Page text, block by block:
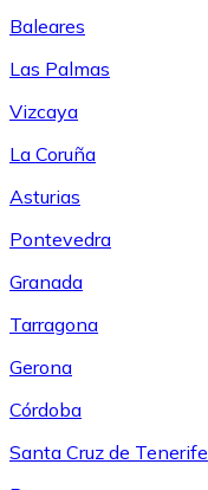
Baleares
Las Palmas
Vizcaya
La Coruña
Asturias
Pontevedra
Granada
Tarragona
Gerona
Córdoba
Santa Cruz de Tenerife